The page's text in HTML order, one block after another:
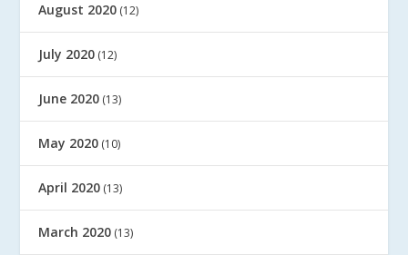
August 2020 (12)
July 2020 (12)
June 2020 (13)
May 2020 (10)
April 2020 (13)
March 2020 (13)